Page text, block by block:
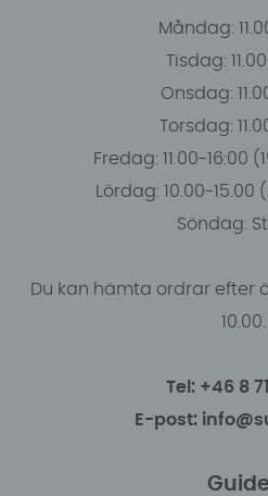
Måndag:
Tisdag:
Onsdag:
Torsdag:
Fredag: 11.00-16:00
Lördag: 10.00-
Söndag:
Du kan hämta ordrar efter
10.00.
Tel: +46 8
E-post: